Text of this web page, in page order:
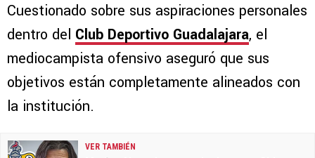
Cuestionado sobre sus aspiraciones personales
dentro del Club Deportivo Guadalajara, el
mediocampista ofensivo aseguró que sus
objetivos están completamente alineados con
la institución.
VER TAMBIÉN